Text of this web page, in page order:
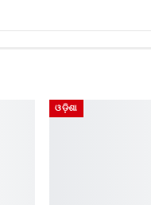
ଓଡ଼ିଶା